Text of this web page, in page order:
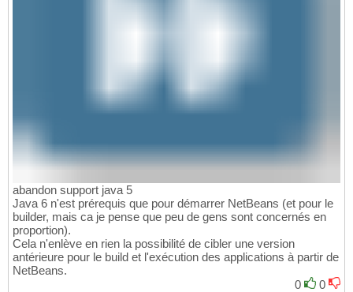
abandon support java 5
Java 6 n'est prérequis que pour démarrer NetBeans (et pour le
builder, mais ca je pense que peu de gens sont concernés en
proportion).
Cela n'enlève en rien la possibilité de cibler une version
antérieure pour le build et l'exécution des applications à partir de
NetBeans.
0
0